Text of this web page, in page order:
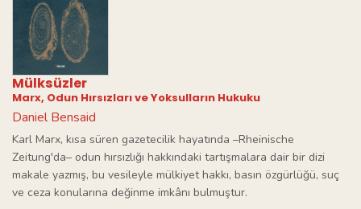
Mülksüzler
Marx, Odun Hırsızları ve Yoksulların Hukuku
Daniel Bensaid
Karl Marx, kısa süren gazetecilik hayatında –Rheinische
Zeitung'da– odun hırsızlığı hakkındaki tartışmalara dair bir dizi
makale yazmış, bu vesileyle mülkiyet hakkı, basın özgürlüğü, suç
ve ceza konularına değinme imkânı bulmuştur.